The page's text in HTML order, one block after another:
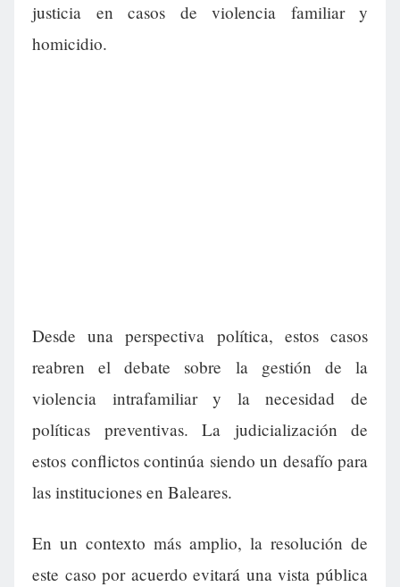
justicia en casos de violencia familiar y
homicidio.
Desde una perspectiva política, estos casos
reabren el debate sobre la gestión de la
violencia intrafamiliar y la necesidad de
políticas preventivas. La judicialización de
estos conflictos continúa siendo un desafío para
las instituciones en Baleares.
En un contexto más amplio, la resolución de
este caso por acuerdo evitará una vista pública